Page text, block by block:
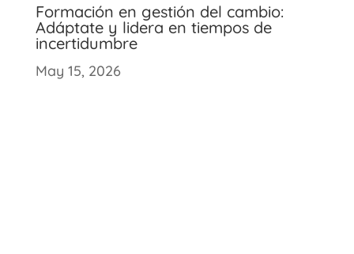
Formación en gestión del cambio:
Adáptate y lidera en tiempos de
incertidumbre
May 15, 2026